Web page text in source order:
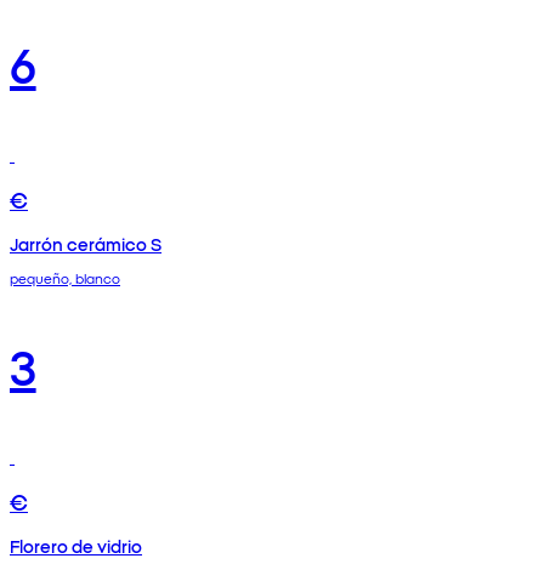
6
€
Jarrón cerámico S
pequeño, blanco
3
€
Florero de vidrio